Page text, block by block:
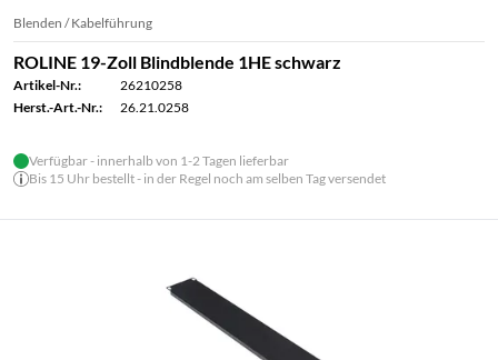
Blenden / Kabelführung
ROLINE 19-Zoll Blindblende 1HE schwarz
Artikel-Nr.:
26210258
Herst.-Art.-Nr.:
26.21.0258
Verfügbar - innerhalb von 1-2 Tagen lieferbar
Bis 15 Uhr bestellt - in der Regel noch am selben Tag versendet